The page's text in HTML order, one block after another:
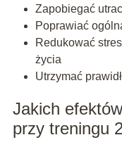
Zapobiegać
Poprawiać
Redukować
życia
Utrzymać
Jakich
przy treningu